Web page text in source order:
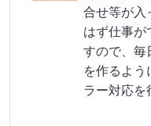
合せ等が入
はず仕事が
すので、毎
を作るよう
ラー対応を